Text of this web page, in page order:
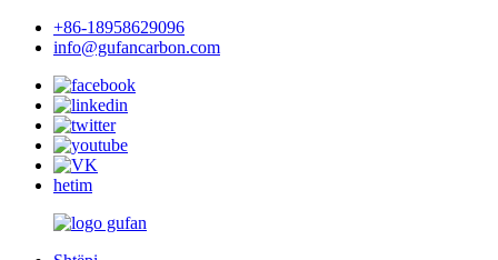
+86-18958629096
info@gufancarbon.com
hetim